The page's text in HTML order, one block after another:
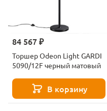
84 567 ₽
Торшер Odeon Light GARDI
5090/12F черный матовый
В корзину